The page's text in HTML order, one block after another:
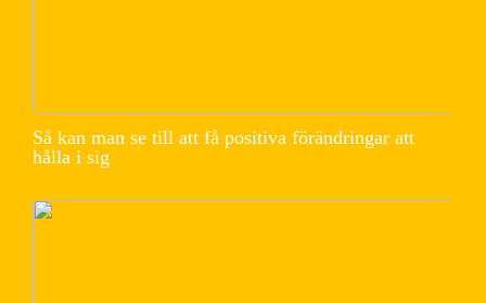
Så kan man se till att få positiva förändringar att
hålla i sig